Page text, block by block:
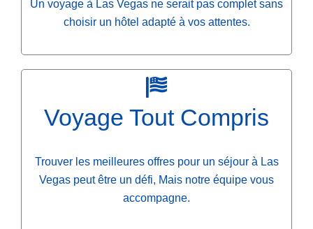
Un voyage à Las Vegas ne serait pas complet sans
choisir un hôtel adapté à vos attentes.
Voyage Tout Compris
Trouver les meilleures offres pour un séjour à Las
Vegas peut être un défi, Mais notre équipe vous
accompagne.